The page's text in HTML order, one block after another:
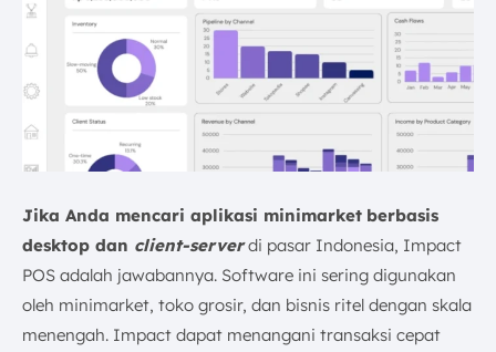
Jika Anda mencari aplikasi minimarket berbasis
desktop dan client-serverdi pasar Indonesia, Impact
POS adalah jawabannya. Software ini sering digunakan
oleh minimarket, toko grosir, dan bisnis ritel dengan skala
menengah. Impact dapat menangani transaksi cepat